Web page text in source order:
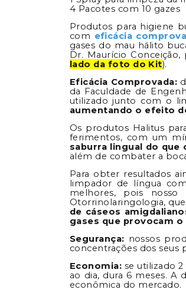
4 Pacotes com 10 gazes
Produtos para higiene
com eficácia
gases do mau hálito
Dr. Maurício
lado da foto do Kit).
Eficácia Comprovada:
da Faculdade de
utilizado junto com o
aumentando o efeito
Os produtos Halitus
ferimentos, com um
saburra lingual do que
além de combater a
Para obter resultados
limpador de língua
melhores, pois nosso
Otorrinolaringologia,
de cáseos
gases que provocam o
Segurança: nossos
concentrações dos seus
Economia: se utilizado
ao dia, dura 6 meses. A
econômica do mercado.